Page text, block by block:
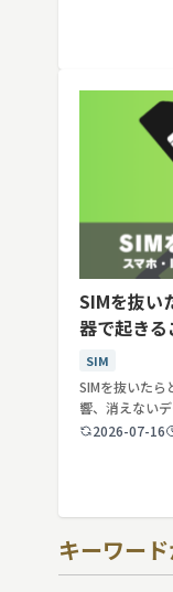
SIMを抜い
器で起き
SIM
SIMを抜いたら
響、消えない
2026-07-16
キーワー